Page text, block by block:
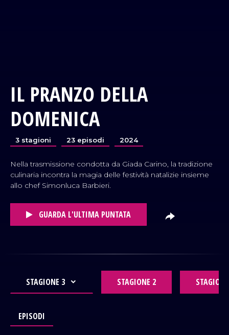
IL PRANZO DELLA
DOMENICA
3 stagioni 23 episodi 2024
Nella trasmissione condotta da Giada Carino, la tradizione
culinaria incontra la magia delle festività natalizie insieme
allo chef Simonluca Barbieri.
GUARDA L'ULTIMA PUNTATA
STAGIONE 3 STAGIONE 2
EPISODI
VAI AL TITOLO